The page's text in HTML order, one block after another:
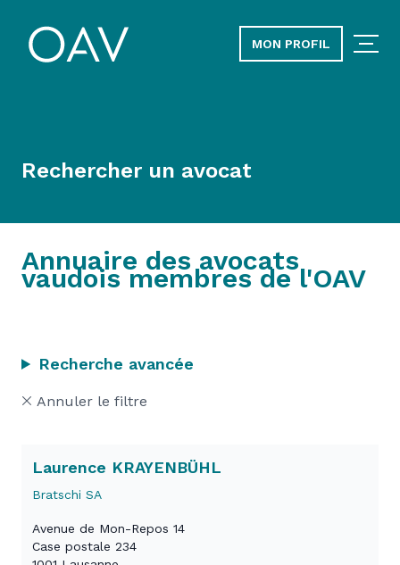
MON PROFIL
Rechercher un avocat
Annuaire des avocats
vaudois membres de l'OAV
Recherche avancée
Annuler le filtre
Laurence KRAYENBÜHL
Bratschi SA
Avenue de Mon-Repos 14
Case postale 234